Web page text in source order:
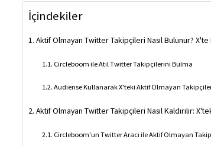
İçindekiler
Aktif Olmayan Twitter Takipçileri Nasıl Bulunur?
Circleboom ile Atıl Twitter Takipçilerini Bulma
Audiense Kullanarak X'teki Aktif Olmayan
Aktif Olmayan Twitter Takipçileri Nasıl Kaldırılır:
Circleboom'un Twitter Aracı ile Aktif Olmayan